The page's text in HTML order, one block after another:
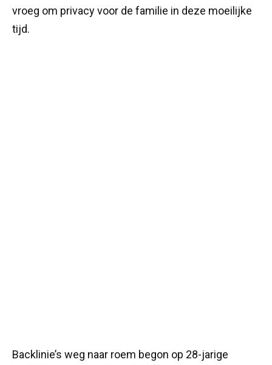
vroeg om privacy voor de familie in deze moeilijke
tijd.
Backlinie’s weg naar roem begon op 28-jarige